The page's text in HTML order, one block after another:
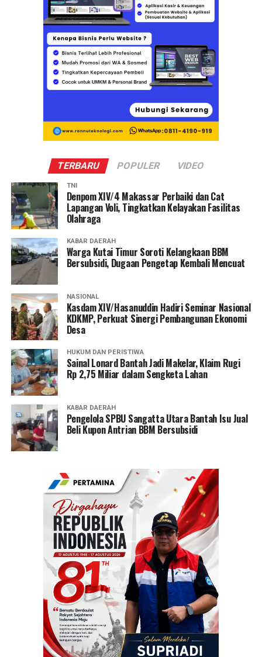
TERBARU POPULER VIDEO
TNI
Denpom XIV/4 Makassar Perbaiki dan Cat
Lapangan Voli, Tingkatkan Kelayakan Fasilitas
Olahraga
KABAR DAERAH
Warga Kutai Timur Soroti Kelangkaan BBM
Bersubsidi, Dugaan Pengetap Kembali Mencuat
NASIONAL
Kasdam XIV/Hasanuddin Hadiri Seminar Nasional
KDKMP, Perkuat Sinergi Pembangunan Ekonomi
Desa
HUKUM DAN PERISTIWA
Sainal Lonard Bantah Jadi Makelar, Klaim Rugi
Rp 2,75 Miliar dalam Sengketa Lahan
KABAR DAERAH
Pengelola SPBU Sangatta Utara Bantah Isu Jual
Beli Kupon Antrian BBM Bersubsidi